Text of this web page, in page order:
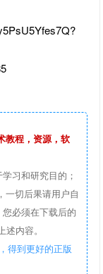
教程，资源，软
习和研究目的；
一切后果请用户自
必须在下载后的
内容。
得到更好的正版